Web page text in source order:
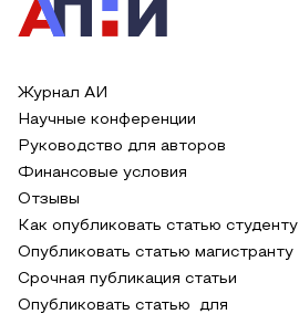
Журнал АИ
Научные конференции
Руководство для авторов
Финансовые условия
Отзывы
Как опубликовать статью студенту
Опубликовать статью магистранту
Срочная публикация статьи
Опубликовать статью для